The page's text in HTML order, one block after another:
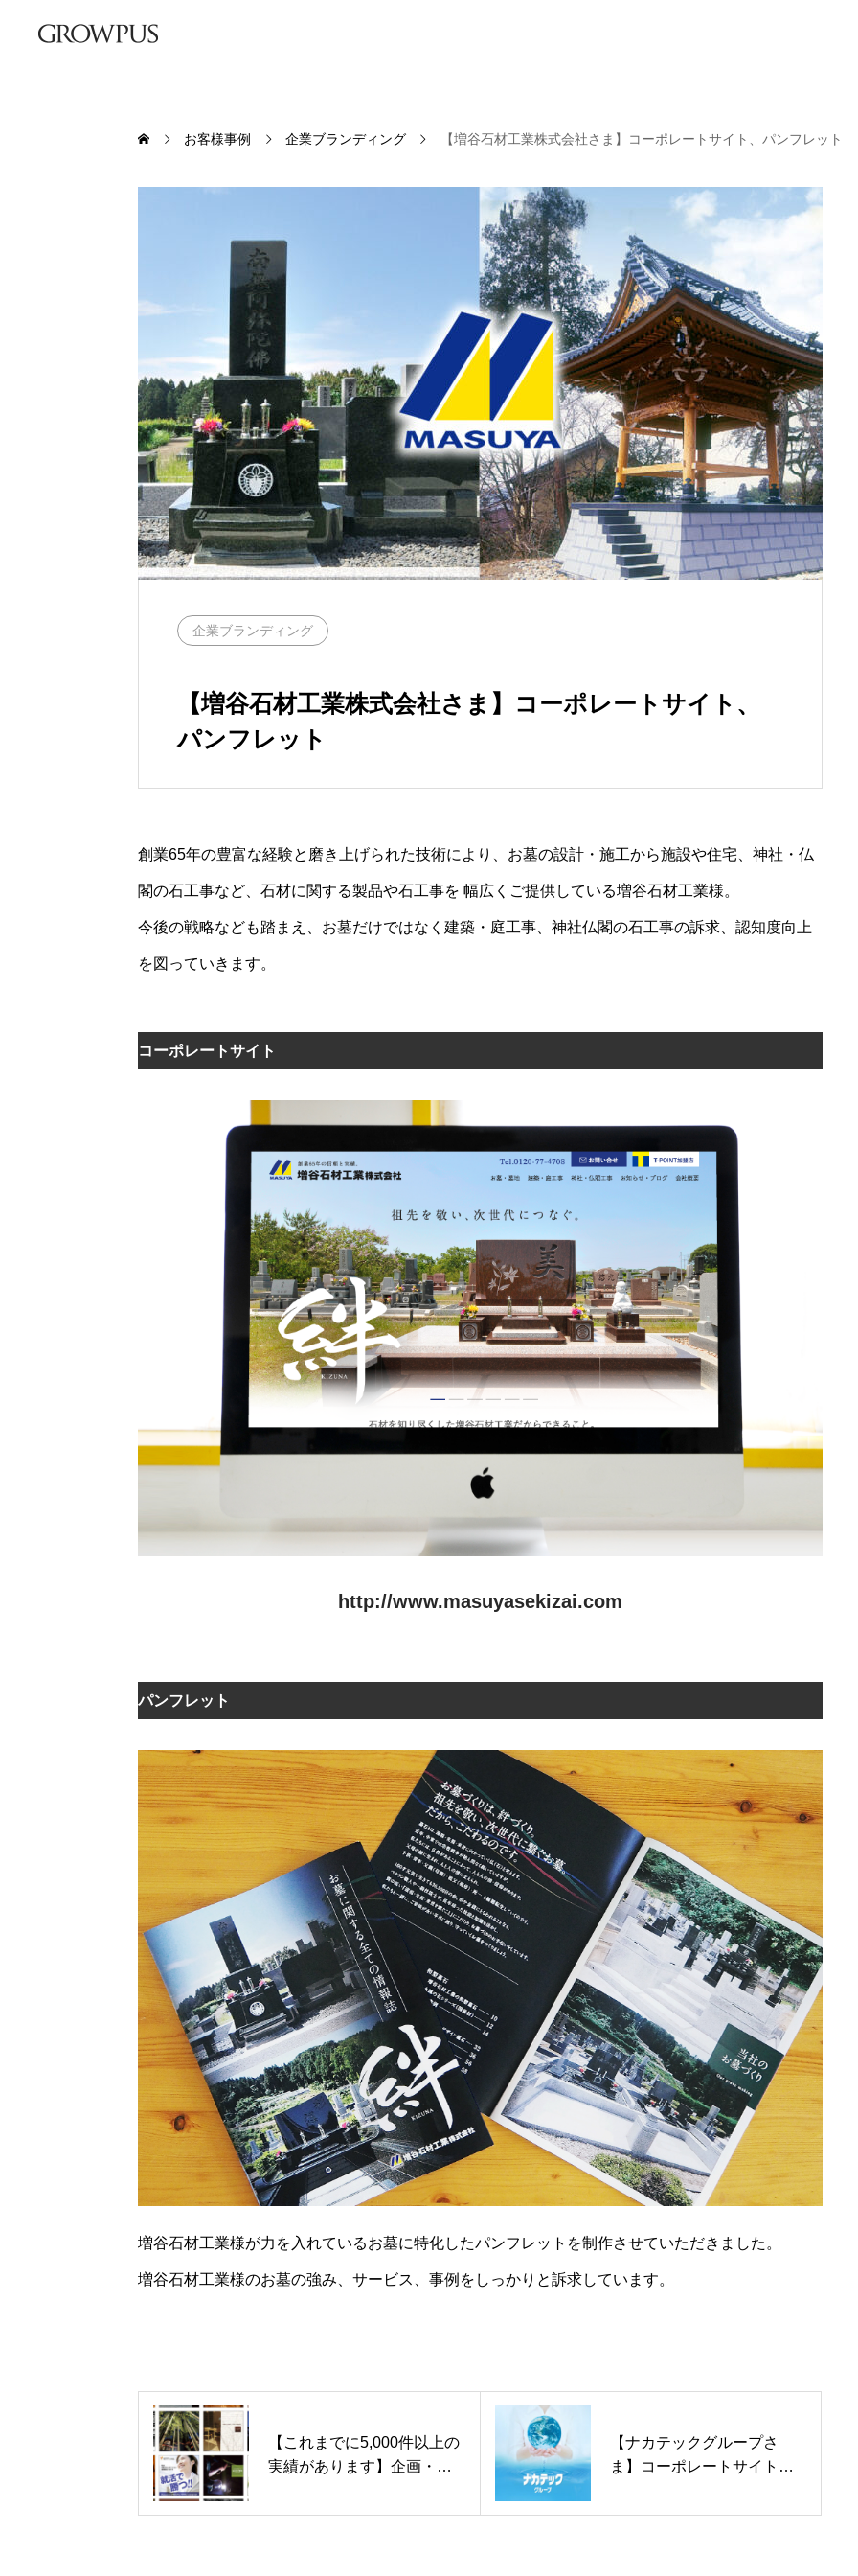
PHILOSOPHY
グロウプスの経営理念
CONSULTING
コンサルティング
BRANDING
STAFF
社員インタビュー
CASE STUDY
お客様事例
NEWS
お知らせ
RECRUIT
採用情報
お客様事例 企業ブランディング 【増谷石材工業株式会社さま】コーポレートサイト、パンフレット
企業ブランディング
【増谷石材工業株式会社さま】コーポレートサイト、
パンフレット
創業65年の豊富な経験と磨き上げられた技術により、お墓の設計・施工から施設や住宅、神社・仏
閣の石工事など、石材に関する製品や石工事を 幅広くご提供している増谷石材工業様。
今後の戦略なども踏まえ、お墓だけではなく建築・庭工事、神社仏閣の石工事の訴求、認知度向上
を図っていきます。
コーポレートサイト
http://www.masuyasekizai.com
パンフレット
増谷石材工業様が力を入れているお墓に特化したパンフレットを制作させていただきました。
増谷石材工業様のお墓の強み、サービス、事例をしっかりと訴求しています。
【これまでに5,000件以上の
実績があります】企画・制
【ナカテックグループさ
ま】コーポレートサイト、
ンフレット、 合説用ロール
compass』2024.12.11放送